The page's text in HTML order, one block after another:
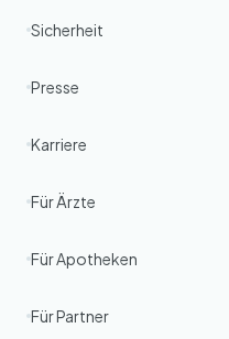
Sicherheit
Presse
Karriere
Für Ärzte
Für Apotheken
Für Partner